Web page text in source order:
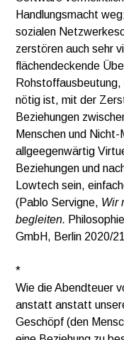
Handlungsmacht
sozialen
zerstören auch sehr
flächendeckende
nötig ist, mit der
Beziehungen
Menschen und
allgeegenwärtig
Beziehungen und
Lowtech sein,
(Pablo Servigne, Wir
begleiten.
GmbH, Berlin 2020/
*
Wie die Abendteuer
anstatt anstatt
Geschöpf (den